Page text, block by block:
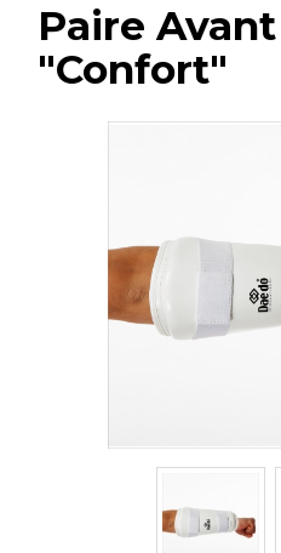
Paire
"Confort"